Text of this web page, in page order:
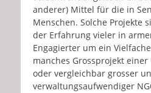
anderer) Mittel für die in
Menschen. Solche Projekte
der Erfahrung vieler in
Engagierter um ein
manches Grossprojekt
oder vergleichbar grosser
verwaltungsaufwendiger